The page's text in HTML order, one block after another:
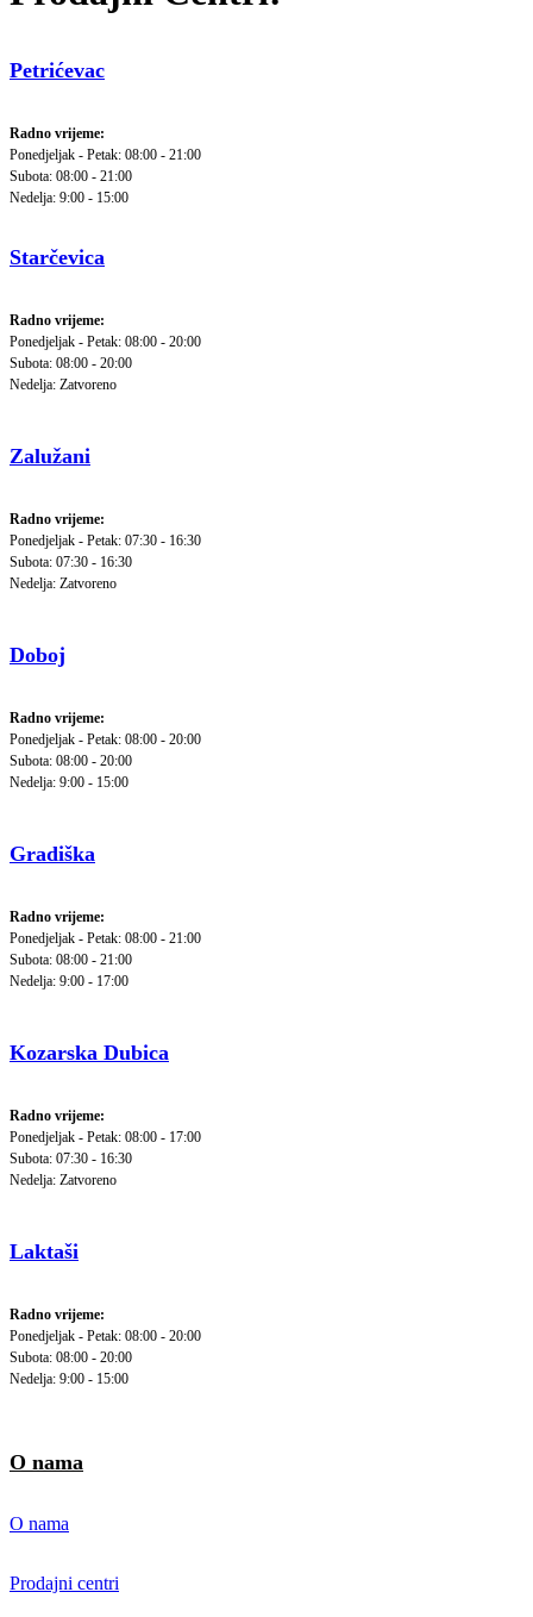
Petrićevac
Radno vrijeme:
Ponedjeljak - Petak: 08:00 - 21:00
Subota: 08:00 - 21:00
Nedelja: 9:00 - 15:00
Starčevica
Radno vrijeme:
Ponedjeljak - Petak: 08:00 - 20:00
Subota: 08:00 - 20:00
Nedelja: Zatvoreno
Zalužani
Radno vrijeme:
Ponedjeljak - Petak: 07:30 - 16:30
Subota: 07:30 - 16:30
Nedelja: Zatvoreno
Doboj
Radno vrijeme:
Ponedjeljak - Petak: 08:00 - 20:00
Subota: 08:00 - 20:00
Nedelja: 9:00 - 15:00
Gradiška
Radno vrijeme:
Ponedjeljak - Petak: 08:00 - 21:00
Subota: 08:00 - 21:00
Nedelja: 9:00 - 17:00
Kozarska Dubica
Radno vrijeme:
Ponedjeljak - Petak: 08:00 - 17:00
Subota: 07:30 - 16:30
Nedelja: Zatvoreno
Laktaši
Radno vrijeme:
Ponedjeljak - Petak: 08:00 - 20:00
Subota: 08:00 - 20:00
Nedelja: 9:00 - 15:00
O nama
O nama
Prodajni centri